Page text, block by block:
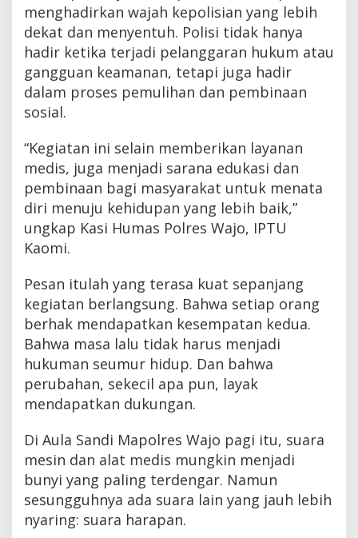
menghadirkan wajah kepolisian yang lebih
dekat dan menyentuh. Polisi tidak hanya
hadir ketika terjadi pelanggaran hukum atau
gangguan keamanan, tetapi juga hadir
dalam proses pemulihan dan pembinaan
sosial.
“Kegiatan ini selain memberikan layanan
medis, juga menjadi sarana edukasi dan
pembinaan bagi masyarakat untuk menata
diri menuju kehidupan yang lebih baik,”
ungkap Kasi Humas Polres Wajo, IPTU
Kaomi.
Pesan itulah yang terasa kuat sepanjang
kegiatan berlangsung. Bahwa setiap orang
berhak mendapatkan kesempatan kedua.
Bahwa masa lalu tidak harus menjadi
hukuman seumur hidup. Dan bahwa
perubahan, sekecil apa pun, layak
mendapatkan dukungan.
Di Aula Sandi Mapolres Wajo pagi itu, suara
mesin dan alat medis mungkin menjadi
bunyi yang paling terdengar. Namun
sesungguhnya ada suara lain yang jauh lebih
nyaring: suara harapan.